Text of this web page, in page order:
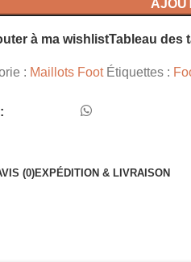
à ma wishlistTableau des
: Maillots Foot Étiquettes :
(0)EXPÉDITION & LIVRAISON